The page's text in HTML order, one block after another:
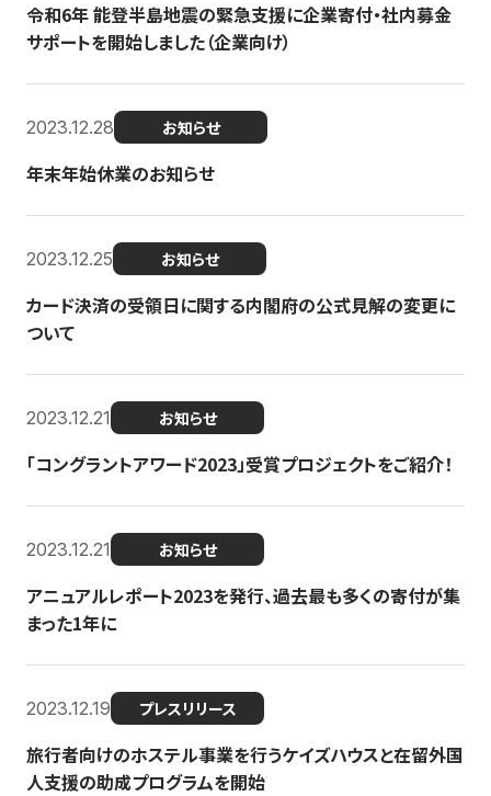
令和6年 能登半島地震の緊急支援に企業寄付・社内募金
サポートを開始しました（企業向け）
2023.12.28 お知らせ
年末年始休業のお知らせ
2023.12.25 お知らせ
カード決済の受領日に関する内閣府の公式見解の変更に
ついて
2023.12.21 お知らせ
「コングラントアワード2023」受賞プロジェクトをご紹介！
2023.12.21 お知らせ
アニュアルレポート2023を発行、過去最も多くの寄付が集
まった1年に
2023.12.19 プレスリリース
旅行者向けのホステル事業を行うケイズハウスと在留外国
人支援の助成プログラムを開始